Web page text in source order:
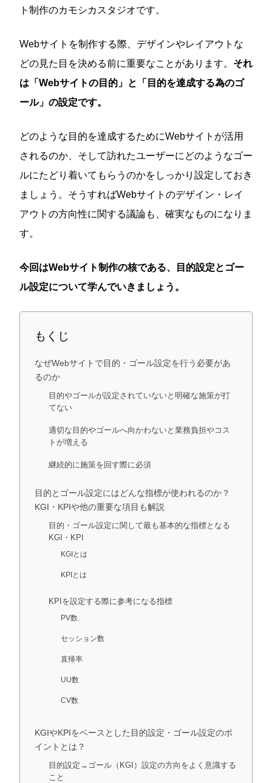
ト制作のカモシカスタジオです。
Webサイトを制作する際、デザインやレイアウトな
どの見た目を決める前に重要なことがあります。 それ
は「Webサイトの目的」と「目的を達成する為のゴ
ール」の設定です。
どのような目的を達成するためにWebサイトが活用
されるのか、そして訪れたユーザーにどのようなゴー
ルにたどり着いてもらうのかをしっかり設定しておき
ましょう。そうすればWebサイトのデザイン・レイ
アウトの方向性に関する議論も、確実なものになりま
す。
今回はWebサイト制作の核である、目的設定とゴー
ル設定について学んでいきましょう。
もくじ
なぜWebサイトで目的・ゴール設定を行う必要があ
るのか
目的やゴールが設定されていないと明確な施策が打
てない
適切な目的やゴールへ向かわないと業務負担やコス
トが増える
継続的に施策を回す際に必須
目的とゴール設定にはどんな指標が使われるのか？
KGI・KPIや他の重要な項目も解説
目的・ゴール設定に関して最も基本的な指標となる
KGI・KPI
KGIとは
KPIとは
KPIを設定する際に参考になる指標
PV数
セッション数
直帰率
UU数
CV数
KGIやKPIをベースとした目的設定・ゴール設定のポ
イントとは？
目的設定→ゴール（KGI）設定の方向をよく意識する
こと